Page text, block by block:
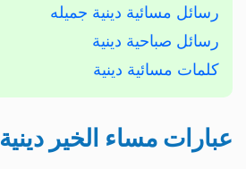
رسائل مسائية دينية جميله
رسائل صباحية دينية
كلمات مسائية دينية
عبارات مساء الخير دينية